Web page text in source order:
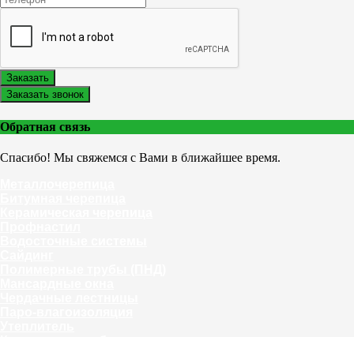
Заказать
Заказать звонок
Обратная связь
Спасибо! Мы свяжемся с Вами в ближайшее время.